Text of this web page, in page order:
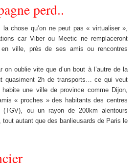
perd..
la chose qu’on ne peut pas « virtualiser »,
car Viber ou Meetic ne remplaceront
en ville, près de ses amis ou rencontres
on oublie vite que d’un bout à l’autre de la
quasiment 2h de transports… ce qui veut
une ville de province comme Dijon,
« proches » des habitants des centres
ou un rayon de 200km alentours
tout autant que des banlieusards de Paris le